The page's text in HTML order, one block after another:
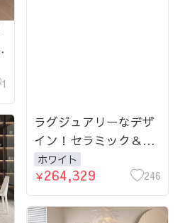
1
ラグジュアリーなデザ
イン！セラミック＆ス
テンレス 大理石テーブ
ル - 洗練されたダイニ
ングを演出 fjx-2639-
table
ホワイト
￥264,329 246